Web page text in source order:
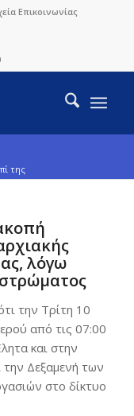
Επικοινωνίας
της
λόγω
την Τρίτη 10
από τις 07:00
και στην
την Δεξαμενή των
στο δίκτυο